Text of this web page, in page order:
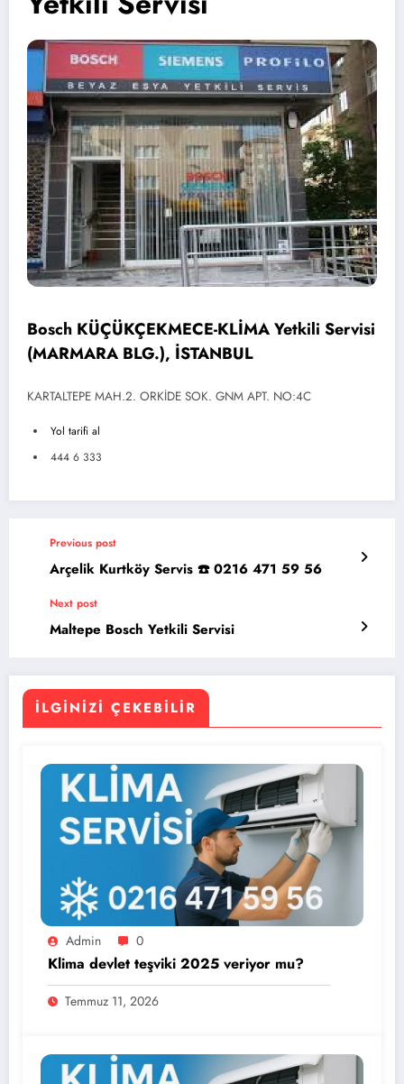
Bosch KÜÇÜKÇEKMECE-KLİMA Yetkili Servisi
(MARMARA BLG.), İSTANBUL
KARTALTEPE MAH.2. ORKİDE SOK. GNM APT. NO:4C
Yol tarifi al
444 6 333
Previous post
Arçelik Kurtköy Servis ☎️ 0216 471 59 56
Next post
Maltepe Bosch Yetkili Servisi
İLGINIZI ÇEKEBILIR
Admin 0
Klima devlet teşviki 2025 veriyor mu?
Temmuz 11, 2026